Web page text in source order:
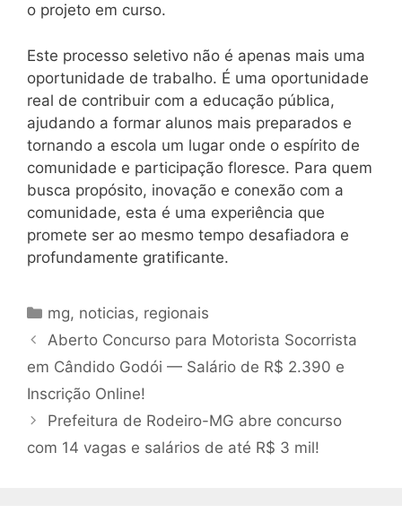
o projeto em curso.
Este processo seletivo não é apenas mais uma
oportunidade de trabalho. É uma oportunidade
real de contribuir com a educação pública,
ajudando a formar alunos mais preparados e
tornando a escola um lugar onde o espírito de
comunidade e participação floresce. Para quem
busca propósito, inovação e conexão com a
comunidade, esta é uma experiência que
promete ser ao mesmo tempo desafiadora e
profundamente gratificante.
Categorias
mg, noticias, regionais
Aberto Concurso para Motorista Socorrista
em Cândido Godói — Salário de R$ 2.390 e
Inscrição Online!
Prefeitura de Rodeiro-MG abre concurso
com 14 vagas e salários de até R$ 3 mil!